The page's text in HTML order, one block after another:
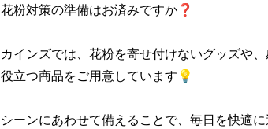
花粉対策の準備はお済みですか❓
カインズでは、花粉を寄せ付けないグッズや
役立つ商品をご用意しています💡
シーンにあわせて備えることで、毎日を快適